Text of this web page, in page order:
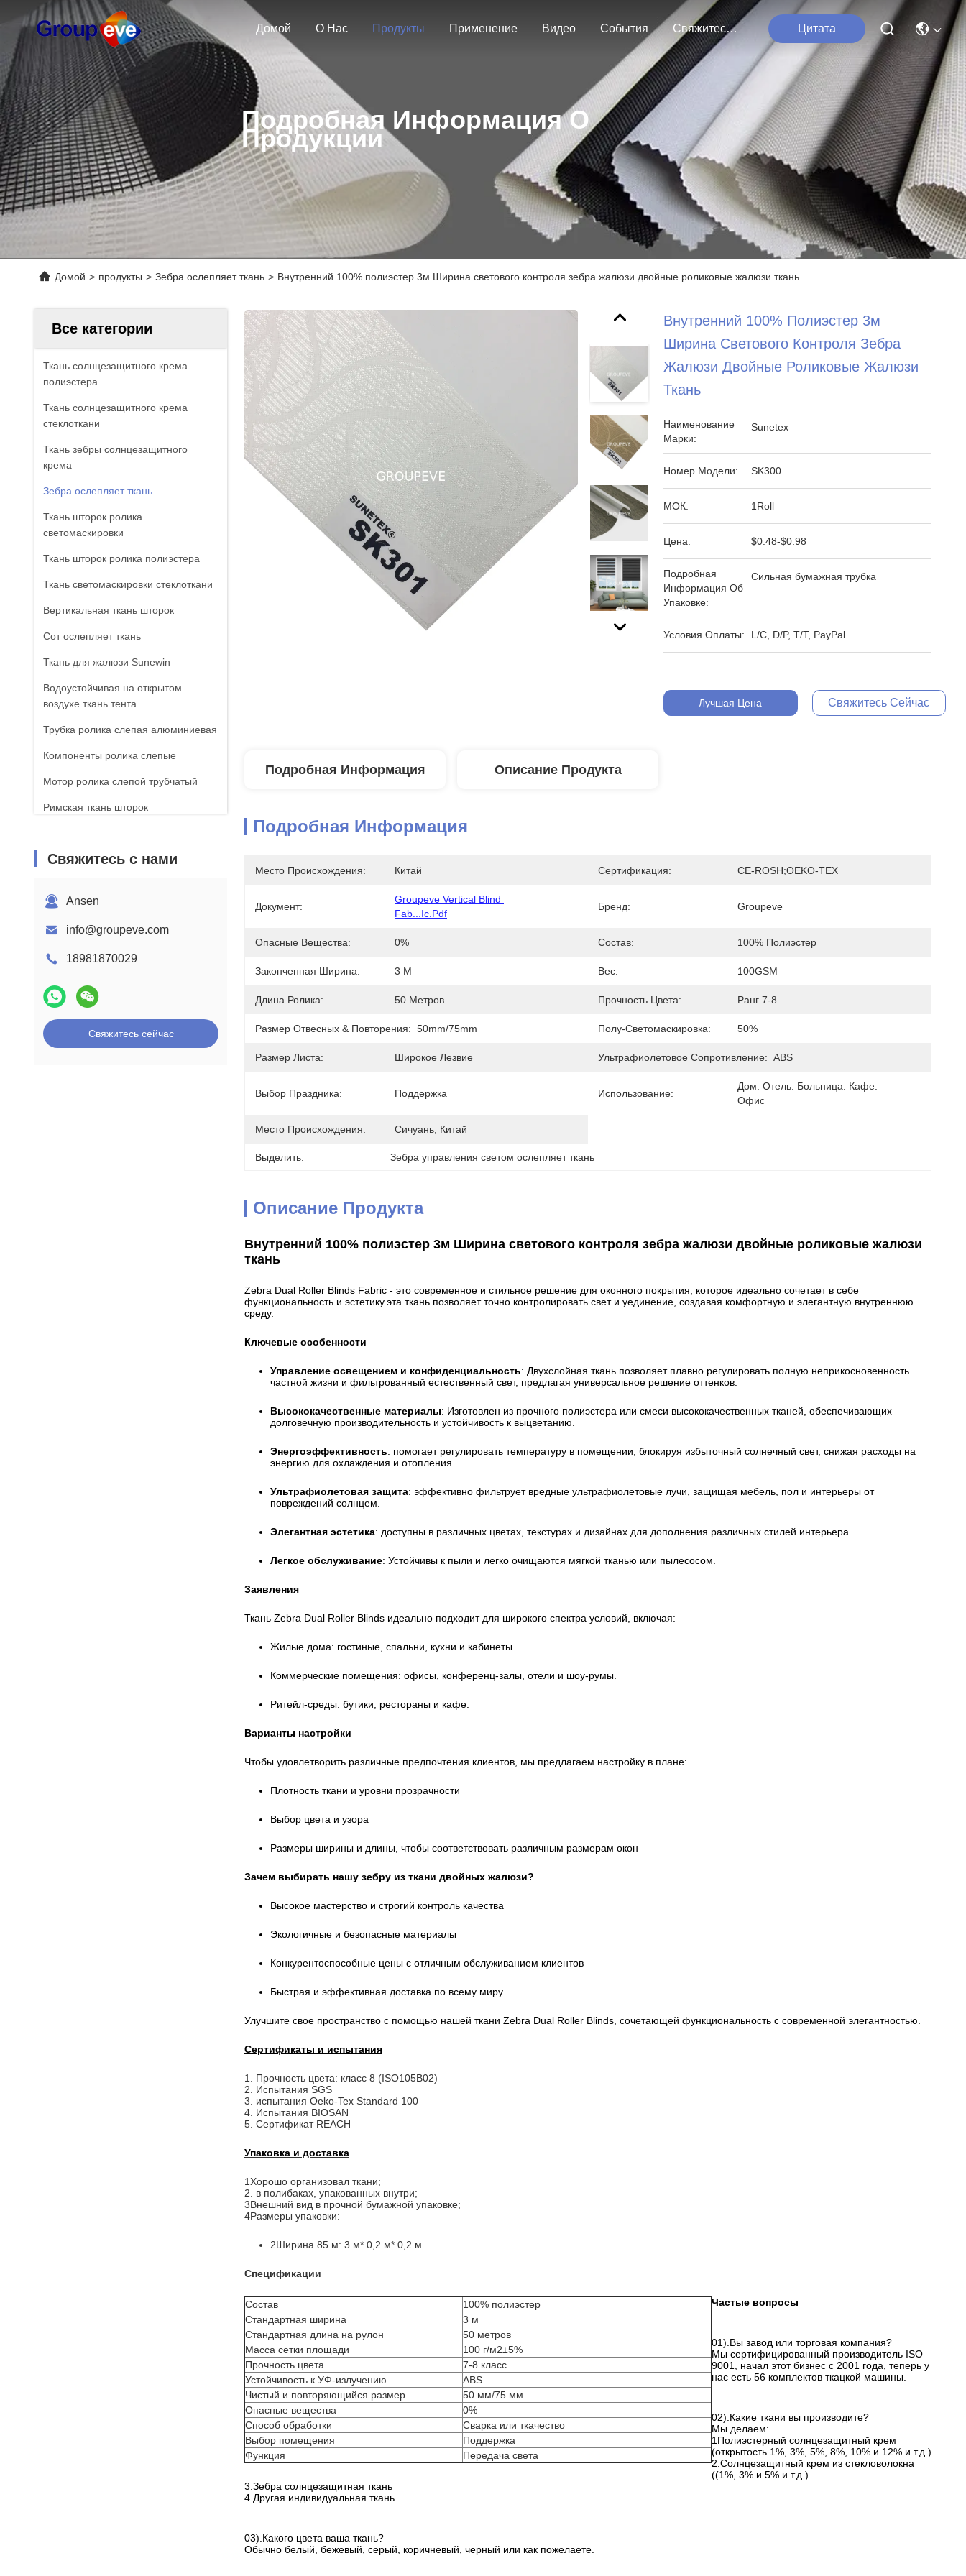
Домой О Нас Продукты Применение Видео События Свяжитесь С Нами Цитата
Подробная Информация О
Продукции
Домой > продукты > Зебра ослепляет ткань > Внутренний 100% полиэстер 3м Ширина светового контроля зебра жалюзи двойные роликовые жалюзи ткань
Все категории
Ткань солнцезащитного крема
полиэстера
Ткань солнцезащитного крема
стеклоткани
Ткань зебры солнцезащитного
крема
Зебра ослепляет ткань
Ткань шторок ролика
светомаскировки
Ткань шторок ролика полиэстера
Ткань светомаскировки стеклоткани
Вертикальная ткань шторок
Сот ослепляет ткань
Ткань для жалюзи Sunewin
Водоустойчивая на открытом
воздухе ткань тента
Трубка ролика слепая алюминиевая
Компоненты ролика слепые
Мотор ролика слепой трубчатый
Римская ткань шторок
Свяжитесь с нами
Ansen
info@groupeve.com
18981870029
Свяжитесь сейчас
Внутренний 100% Полиэстер 3м
Ширина Светового Контроля Зебра
Жалюзи Двойные Роликовые Жалюзи
Ткань
Наименование
Марки:
Sunetex
Номер Модели: SK300
МОК: 1Roll
Цена: $0.48-$0.98
Подробная
Информация Об
Упаковке:
Сильная бумажная трубка
Условия Оплаты: L/C, D/P, T/T, PayPal
Лучшая Цена Свяжитесь Сейчас
Подробная Информация Описание Продукта
Подробная Информация
Место Происхождения: Китай Сертификация: CE-ROSH;OEKO-TEX
Документ:
Groupeve Vertical Blind
Fab...ic.pdf
Бренд: Groupeve
Опасные Вещества: 0% Состав: 100% Полиэстер
Законченная Ширина: 3 М Вес: 100GSM
Длина Ролика: 50 Метров Прочность Цвета: Ранг 7-8
Размер Отвесных & Повторения: 50mm/75mm Полу-Светомаскировка: 50%
Размер Листа: Широкое Лезвие Ультрафиолетовое Сопротивление: ABS
Выбор Праздника: Поддержка Использование:
Дом. Отель. Больница. Кафе.
Офис
Место Происхождения: Сичуань, Китай
Выделить: Зебра управления светом ослепляет ткань
Описание Продукта
Внутренний 100% полиэстер 3м Ширина светового контроля зебра жалюзи двойные роликовые жалюзи
ткань
Zebra Dual Roller Blinds Fabric - это современное и стильное решение для оконного покрытия, которое идеально сочетает в себе
функциональность и эстетику.эта ткань позволяет точно контролировать свет и уединение, создавая комфортную и элегантную внутреннюю
среду.
Ключевые особенности
Управление освещением и конфиденциальность: Двухслойная ткань позволяет плавно регулировать полную неприкосновенность
частной жизни и фильтрованный естественный свет, предлагая универсальное решение оттенков.
Высококачественные материалы: Изготовлен из прочного полиэстера или смеси высококачественных тканей, обеспечивающих
долговечную производительность и устойчивость к выцветанию.
Энергоэффективность: помогает регулировать температуру в помещении, блокируя избыточный солнечный свет, снижая расходы на
энергию для охлаждения и отопления.
Ультрафиолетовая защита: эффективно фильтрует вредные ультрафиолетовые лучи, защищая мебель, пол и интерьеры от
повреждений солнцем.
Элегантная эстетика: доступны в различных цветах, текстурах и дизайнах для дополнения различных стилей интерьера.
Легкое обслуживание: Устойчивы к пыли и легко очищаются мягкой тканью или пылесосом.
Заявления
Ткань Zebra Dual Roller Blinds идеально подходит для широкого спектра условий, включая:
Жилые дома: гостиные, спальни, кухни и кабинеты.
Коммерческие помещения: офисы, конференц-залы, отели и шоу-румы.
Ритейл-среды: бутики, рестораны и кафе.
Варианты настройки
Чтобы удовлетворить различные предпочтения клиентов, мы предлагаем настройку в плане:
Плотность ткани и уровни прозрачности
Выбор цвета и узора
Размеры ширины и длины, чтобы соответствовать различным размерам окон
Зачем выбирать нашу зебру из ткани двойных жалюзи?
Высокое мастерство и строгий контроль качества
Экологичные и безопасные материалы
Конкурентоспособные цены с отличным обслуживанием клиентов
Быстрая и эффективная доставка по всему миру
Улучшите свое пространство с помощью нашей ткани Zebra Dual Roller Blinds, сочетающей функциональность с современной элегантностью.
Сертификаты и испытания
1. Прочность цвета: класс 8 (ISO105B02)
2. Испытания SGS
3. испытания Oeko-Tex Standard 100
4. Испытания BIOSAN
5. Сертификат REACH
Упаковка и доставка
1Хорошо организовал ткани;
2. в полибаках, упакованных внутри;
3Внешний вид в прочной бумажной упаковке;
4Размеры упаковки:
2Ширина 85 м: 3 м* 0,2 м* 0,2 м
Спецификации
Состав
100% полиэстер
Стандартная ширина
3 м
Стандартная длина на рулон
50 метров
Масса сетки площади
100 г/м2±5%
Прочность цвета
7-8 класс
Устойчивость к УФ-излучению
ABS
Чистый и повторяющийся размер
50 мм/75 мм
Опасные вещества
0%
Способ обработки
Сварка или ткачество
Выбор помещения
Поддержка
Функция
Передача света
Частые вопросы
01).Вы завод или торговая компания?
Мы сертифицированный производитель ISO
9001, начал этот бизнес с 2001 года, теперь у
нас есть 56 комплектов ткацкой машины.
02).Какие ткани вы производите?
Мы делаем:
1Полиэстерный солнцезащитный крем
(открытость 1%, 3%, 5%, 8%, 10% и 12% и т.д.)
2.Солнцезащитный крем из стекловолокна
((1%, 3% и 5% и т.д.)
3.Зебра солнцезащитная ткань
4.Другая индивидуальная ткань.
03).Какого цвета ваша ткань?
Обычно белый, бежевый, серый, коричневый, черный или как пожелаете.